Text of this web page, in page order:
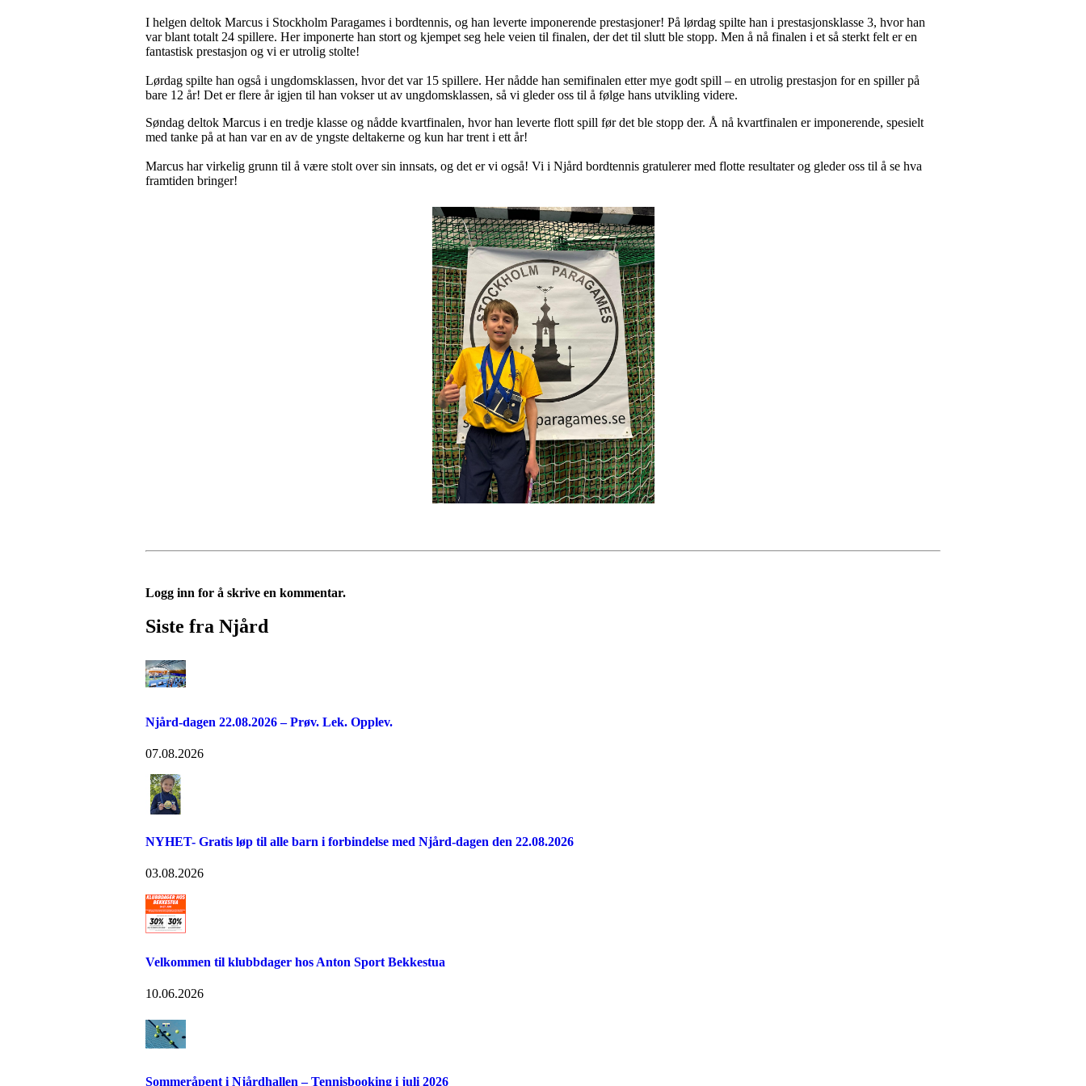
I helgen deltok Marcus i Stockholm Paragames i bordtennis, og han leverte imponerende prestasjoner! På lørdag spilte han i prestasjonsklasse 3, hvor han
var blant totalt 24 spillere. Her imponerte han stort og kjempet seg hele veien til finalen, der det til slutt ble stopp. Men å nå finalen i et så sterkt felt er en
fantastisk prestasjon og vi er utrolig stolte!
Lørdag spilte han også i ungdomsklassen, hvor det var 15 spillere. Her nådde han semifinalen etter mye godt spill – en utrolig prestasjon for en spiller på
bare 12 år! Det er flere år igjen til han vokser ut av ungdomsklassen, så vi gleder oss til å følge hans utvikling videre.
Søndag deltok Marcus i en tredje klasse og nådde kvartfinalen, hvor han leverte flott spill før det ble stopp der. Å nå kvartfinalen er imponerende, spesielt
med tanke på at han var en av de yngste deltakerne og kun har trent i ett år!
Marcus har virkelig grunn til å være stolt over sin innsats, og det er vi også! Vi i Njård bordtennis gratulerer med flotte resultater og gleder oss til å se hva
framtiden bringer!
Logg inn for å skrive en kommentar.
Siste fra Njård
Njård-dagen 22.08.2026 – Prøv. Lek. Opplev.
07.08.2026
NYHET- Gratis løp til alle barn i forbindelse med Njård-dagen den 22.08.2026
03.08.2026
Velkommen til klubbdager hos Anton Sport Bekkestua
10.06.2026
Sommeråpent i Njårdhallen – Tennisbooking i juli 2026